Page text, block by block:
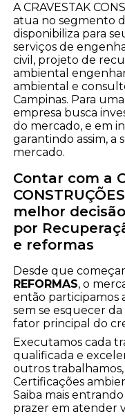
A CRAVESTAK
atua no segmento
disponibiliza para
serviços de
civil, projeto de
ambiental
ambiental e
Campinas. Para
empresa busca
do mercado, e em
garantindo assim, a
mercado.
Contar com a
melhor
por
e reformas
Desde que
REFORMAS, o
então participamos
sem se esquecer
fator principal do
Executamos cada
qualificada e
outros
Certificações
Saiba mais
prazer em atender